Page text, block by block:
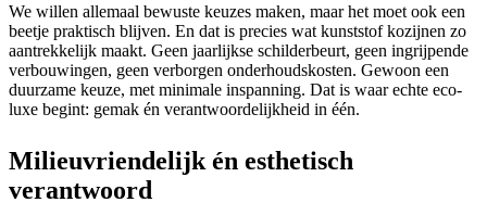
We willen allemaal bewuste keuzes maken, maar het moet ook een
beetje praktisch blijven. En dat is precies wat kunststof kozijnen zo
aantrekkelijk maakt. Geen jaarlijkse schilderbeurt, geen ingrijpende
verbouwingen, geen verborgen onderhoudskosten. Gewoon een
duurzame keuze, met minimale inspanning. Dat is waar echte eco-
luxe begint: gemak én verantwoordelijkheid in één.
Milieuvriendelijk én esthetisch
verantwoord